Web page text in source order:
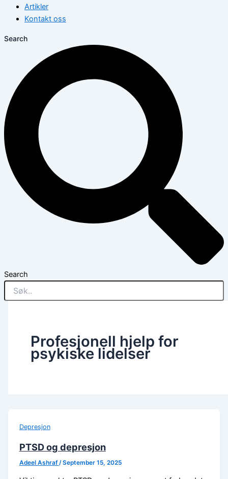
Artikler
Kontakt oss
Search
Search
Profesjonell hjelp for
psykiske lidelser
Depresjon
PTSD og depresjon
Adeel Ashraf /September 15, 2025